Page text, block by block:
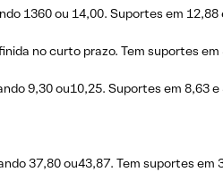
1360 ou 14,00. Suportes em 12,88
no curto prazo. Tem suportes
9,30 ou10,25. Suportes em 8,63 e
37,80 ou43,87. Tem suportes em